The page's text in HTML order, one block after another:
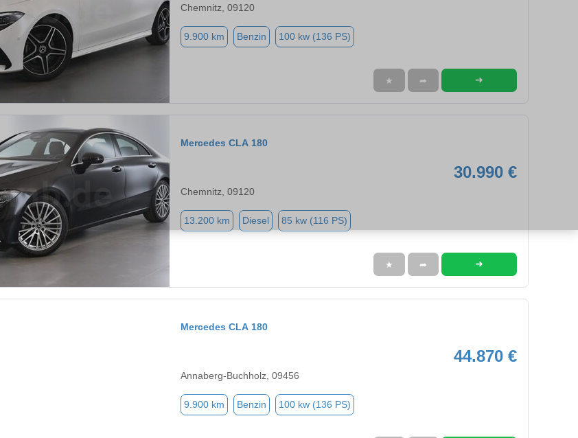
Chemnitz, 09120
9.900 km Benzin 100 kw (136 PS)
★ ➦ ➜
Mercedes CLA 180
30.990 €
Chemnitz, 09120
13.200 km Diesel 85 kw (116 PS)
★ ➦ ➜
Mercedes CLA 180
44.870 €
Annaberg-Buchholz, 09456
9.900 km Benzin 100 kw (136 PS)